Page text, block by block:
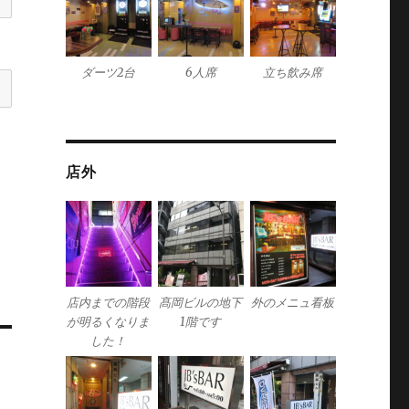
ダーツ2台 6人席 立ち飲み席
店外
店内までの階段
が明るくなりま
した！
髙岡ビルの地下
1階です
外のメニュ看板